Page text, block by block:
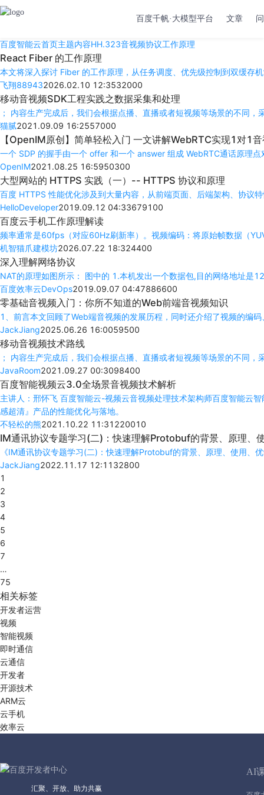
百度千帆·大模型平台 文章
百度智能云首页主题内容HH.323音视频协议工作原理
React Fiber 的工作原理
本文将深入探讨 Fiber 的工作原理 ，从任务调度、优先级控制到双缓存
飞翔889432026.02.10 12:3532000
移动音视频SDK工程实践之数据采集和处理
； 内容生产完成后，我们会根据点播、直播或者短视频等场景的不同，
猫腻2021.09.09 16:2557000
【OpenIM原创】简单轻松入门 一文讲解WebRTC实现1对1音
一个 SDP 的握手由一个 offer 和一个 answer 组成 WebRTC通话原理点
OpenIM2021.08.25 16:5950300
大型网站的 HTTPS 实践（一）-- HTTPS 协议和原理
百度 HTTPS 性能优化涉及到大量内容，从前端页面、后端架构、 协议
HelloDeveloper2019.09.12 04:336791 00
百度云手机工作原理解读
频率通常是60fps（对应60Hz刷新率）。 视频编码：将原始帧数据（
机智猫爪建模坊2026.07.22 18:324400
深入理解网络协议
NAT的原理如图所示： 图中的 1.本机发出一个数据包,目的网络地址
百度效率云DevOps2019.09.07 04:47886600
零基础音视频入门：你所不知道的Web前端音视频知识
1、前言本文回顾了Web端音视频的发展历程，同时还介绍了视频的编
JackJiang2025.06.26 16:0059500
移动音视频技术路线
； 内容生产完成后，我们会根据点播、直播或者短视频等场景的不同，
JavaRoom2021.09.27 00:3098400
百度智能视频云3.0全场景音视频技术解析
主讲人：邢怀飞 百度智能云-视频云音视频处理技术架构师百度智能云智
感超清』产品的性能优化与落地。
不轻松的熊2021.10.22 11:31 22001 0
IM通讯协议专题学习(二)：快速理解Protobuf的背景、 原理、
《IM通讯协议专题学习(二)：快速理解Protobuf的背景、 原理 、使用、
JackJiang2022.11.17 12:11 32800
1
2
3
4
5
6
7
…
75
相关标签
开发者运营
视频
智能视频
即时通信
云通信
开发者
开源技术
ARM云
云手机
效率云
汇聚、开放、助力共赢
AI